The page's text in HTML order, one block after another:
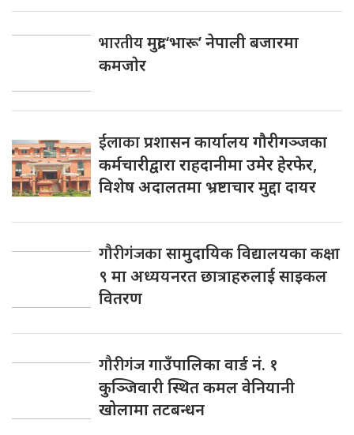
भारतीयमुद्रा ‘भारू’ नेपाली बजारमा
कमजाेर
ईलाकाप्रशासन कार्यालय गौरीगञ्जका
कर्मचारीद्वारा राहदानीमा उमेर हेरफेर,
विशेष अदालतमा भ्रष्टाचार मुद्दा दायर
गौरीगंजकासामुदायिक विद्यालयका कक्षा
९ मा अध्ययनरत छात्राहरुलाई साइकल
वितरण
गौरीगंजगाउँपालिका वार्ड नं. १
कुञ्जिवारी स्थित कमल वेनियानी
खोलामा तटबन्धन